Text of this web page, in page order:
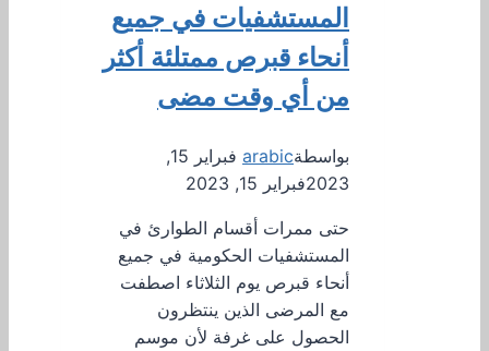
المستشفيات في جميع
أنحاء قبرص ممتلئة أكثر
من أي وقت مضى
بواسطةarabic
فبراير 15,
2023فبراير 15, 2023
حتى ممرات أقسام الطوارئ في
المستشفيات الحكومية في جميع
أنحاء قبرص يوم الثلاثاء اصطفت
مع المرضى الذين ينتظرون
الحصول على غرفة لأن موسم